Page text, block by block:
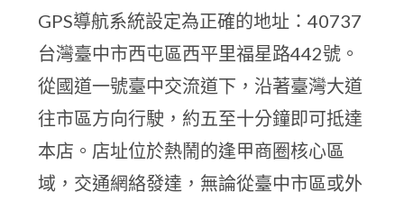
GPS導航系統設定為正確的地址：40737
台灣臺中市西屯區西平里福星路442號。
從國道一號臺中交流道下，沿著臺灣大道
往市區方向行駛，約五至十分鐘即可抵達
本店。店址位於熱鬧的逢甲商圈核心區
域，交通網絡發達，無論從臺中市區或外